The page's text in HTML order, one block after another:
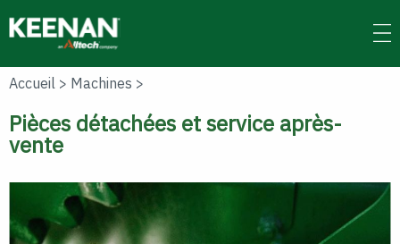
to
main
Accueil > Machines >
Pièces détachées et service après-
vente